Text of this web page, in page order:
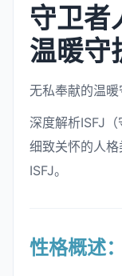
守卫者
温暖守
无私奉献的温暖
深度解析ISFJ
细致关怀的人
ISFJ。
性格概述